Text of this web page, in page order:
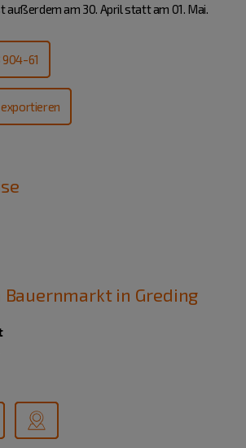
außerdem am 30. April statt am 01. Mai.
61
in Greding